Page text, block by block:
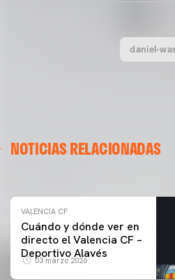
daniel-
NOTICIAS RELACIONADAS
ENTRENAMIENTO DEL
VALENCIA CF
Cuándo y dónde ver en
directo el Valencia CF –
Deportivo Alavés
03 marzo 2026